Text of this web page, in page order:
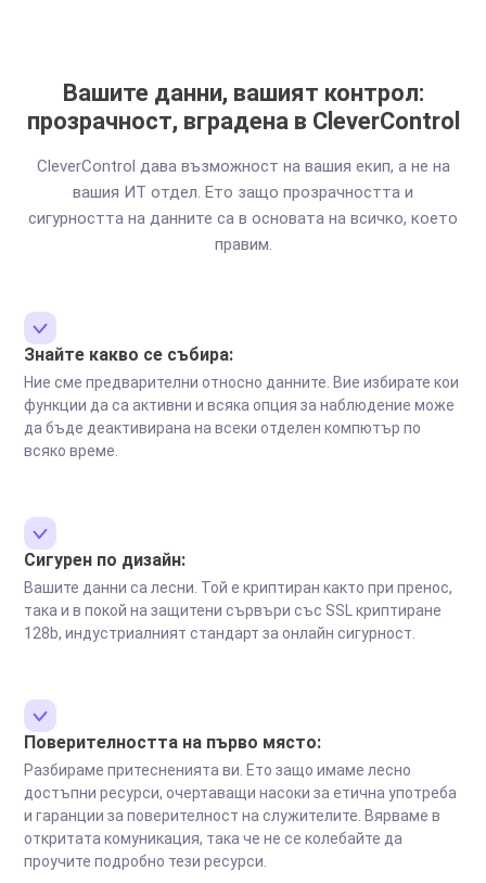
Вашите данни, вашият контрол:
прозрачност, вградена в CleverControl
CleverControl дава възможност на вашия екип, а не на
вашия ИТ отдел. Ето защо прозрачността и
сигурността на данните са в основата на всичко, което
правим.
Знайте какво се събира:
Ние сме предварителни относно данните. Вие избирате кои
функции да са активни и всяка опция за наблюдение може
да бъде деактивирана на всеки отделен компютър по
всяко време.
Сигурен по дизайн:
Вашите данни са лесни. Той е криптиран както при пренос,
така и в покой на защитени сървъри със SSL криптиране
128b, индустриалният стандарт за онлайн сигурност.
Поверителността на първо място:
Разбираме притесненията ви. Ето защо имаме лесно
достъпни ресурси, очертаващи насоки за етична употреба
и гаранции за поверителност на служителите. Вярваме в
откритата комуникация, така че не се колебайте да
проучите подробно тези ресурси.